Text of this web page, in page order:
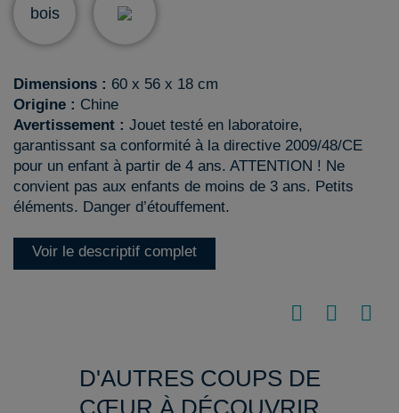
bois
Dimensions : 60 x 56 x 18 cm
Origine : Chine
Avertissement : Jouet testé en laboratoire,
garantissant sa conformité à la directive 2009/48/CE
pour un enfant à partir de 4 ans. ATTENTION ! Ne
convient pas aux enfants de moins de 3 ans. Petits
éléments. Danger d’étouffement.
Voir le descriptif complet
D'AUTRES COUPS DE
CŒUR À DÉCOUVRIR